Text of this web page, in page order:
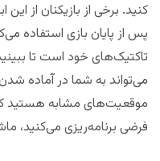
کنید. برخی از بازیکنان از
پس از پایان بازی استفاده
تاکتیک‌های خود است تا
می‌تواند به شما در آماده
موقعیت‌های مشابه هستید
فرضی برنامه‌ریزی می‌کنید،